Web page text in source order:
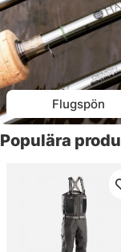
Flugspön
Populära